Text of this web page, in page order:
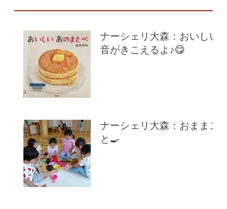
ナーシェリ大森：おいしい
音がきこえるよ♪😋
ナーシェリ大森：おままご
と🍳